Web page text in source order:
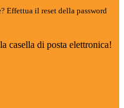
Effettua il reset della password
casella di posta elettronica!